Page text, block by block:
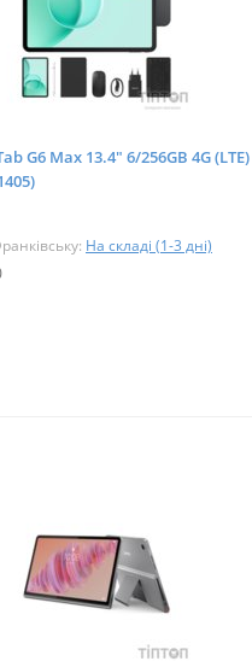
G6 Max 13.4" 6/256GB 4G
На складі (1-3 дні)